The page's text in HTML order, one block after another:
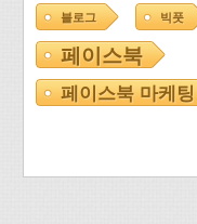
블로그 빅풋
페이스북
페이스북 마케팅